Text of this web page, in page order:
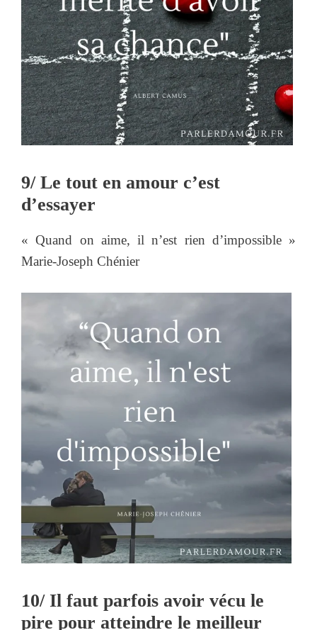
9/ Le tout en amour c’est
d’essayer
« Quand on aime, il n’est rien d’impossible »
Marie-Joseph Chénier
10/ Il faut parfois avoir vécu le
pire pour atteindre le meilleur